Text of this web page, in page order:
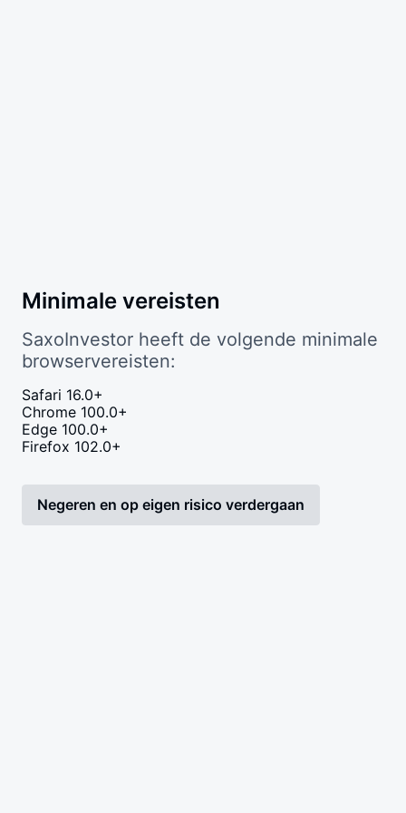
Minimale vereisten
SaxoInvestor heeft de volgende minimale
browservereisten:
Safari 16.0+
Chrome 100.0+
Edge 100.0+
Firefox 102.0+
Negeren en op eigen risico verdergaan